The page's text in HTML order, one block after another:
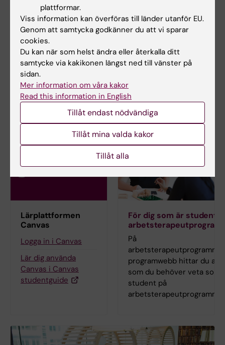
Inna Osadtjaja
Studievägledare
Telefon:
+46852486387
E-post:
inna.osadtjaja@ki.se
Lärplattformen
Canvas
Logga in i Canvas
Lär dig använda
Canvas i Canvas
studentguide
För dig som är student
På
programwebb hittar du allt
som du behöver veta som
student på
plattformar.
Viss information kan överföras till länder utanför EU.
Genom att samtycka godkänner du att vi sparar
cookies.
Du kan när som helst ändra eller återkalla ditt
samtycke via kakikonen längst ned till vänster på
sidan.
Mer information om våra kakor
Read this information in English
Tillåt endast nödvändiga
Tillåt mina valda kakor
Tillåt alla